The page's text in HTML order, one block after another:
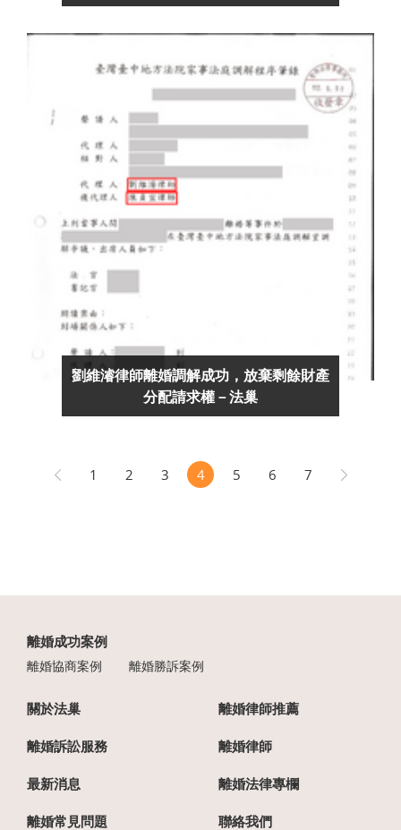
劉維濬律師離婚調解成功，放棄剩餘財產
分配請求權－法巢
1 2 3 4 5 6 7
離婚成功案例
離婚協商案例 離婚勝訴案例
關於法巢 離婚律師推薦
離婚訴訟服務 離婚律師
最新消息 離婚法律專欄
離婚常見問題 聯絡我們